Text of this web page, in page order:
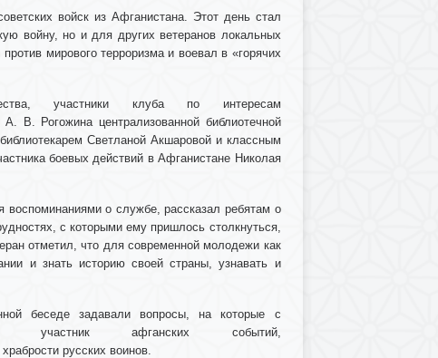
войск из Афганистана. Этот день стал
войну, но и для других ветеранов локальных
мирового терроризма и воевал в «горячих
участники клуба по интересам
В. Рогожина централизованной библиотечной
Светланой Акшаровой и классным
боевых действий в Афганистане Николая
воспоминаниями о службе, рассказал ребятам о
с которыми ему пришлось столкнуться,
отметил, что для современной молодежи как
и знать историю своей страны, узнавать и
беседе задавали вопросы, на которые с
участник афганских событий,
русских воинов.